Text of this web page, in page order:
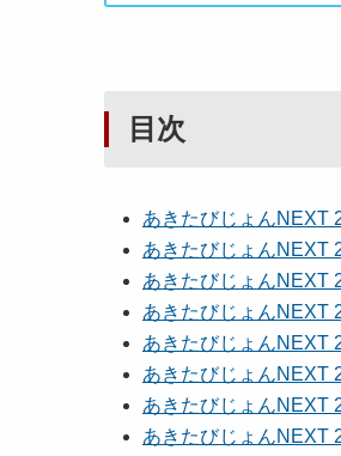
目次
あきたびじょんNEXT
あきたびじょんNEXT
あきたびじょんNEXT
あきたびじょんNEXT
あきたびじょんNEXT
あきたびじょんNEXT
あきたびじょんNEXT
あきたびじょんNEXT